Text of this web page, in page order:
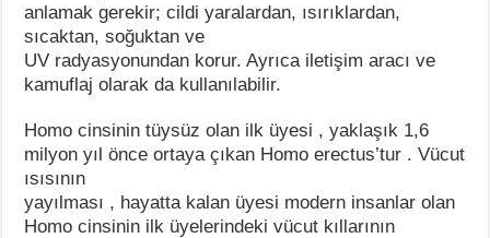
anlamak gerekir; cildi yaralardan, ısırıklardan,
sıcaktan, soğuktan ve
UV radyasyonundan korur. Ayrıca iletişim aracı ve
kamuflaj olarak da kullanılabilir.
Homo cinsinin tüysüz olan ilk üyesi , yaklaşık 1,6
milyon yıl önce ortaya çıkan Homo erectus’tur . Vücut
ısısının
yayılması , hayatta kalan üyesi modern insanlar olan
Homo cinsinin ilk üyelerindeki vücut kıllarının